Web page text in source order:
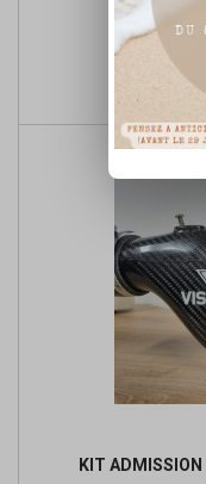
KIT
KIT ADMISSION